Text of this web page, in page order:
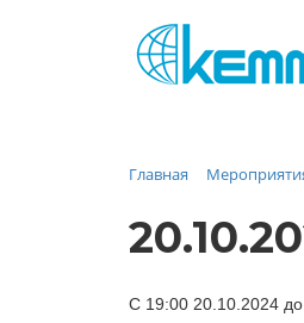
Каталог
О заводе
Контакты
Главная
С 19:00 20.10.2024